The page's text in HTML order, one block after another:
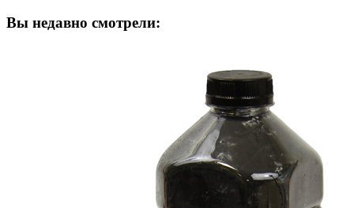
Вы недавно смотрели: